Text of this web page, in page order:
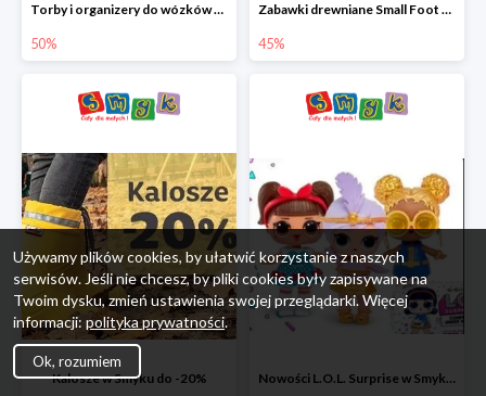
Torby i organizery do wózków w Smyku do -50%
50%
Zabawki drewniane Small Foot do -45%
45%
Kalosze w Smyku do -20% Nowości L.O.L. Surprise w Smyku do -45%
Używamy plików cookies, by ułatwić korzystanie z naszych
serwisów. Jeśli nie chcesz, by pliki cookies były zapisywane na
Twoim dysku, zmień ustawienia swojej przeglądarki. Więcej
informacji: polityka prywatności.
Ok, rozumiem